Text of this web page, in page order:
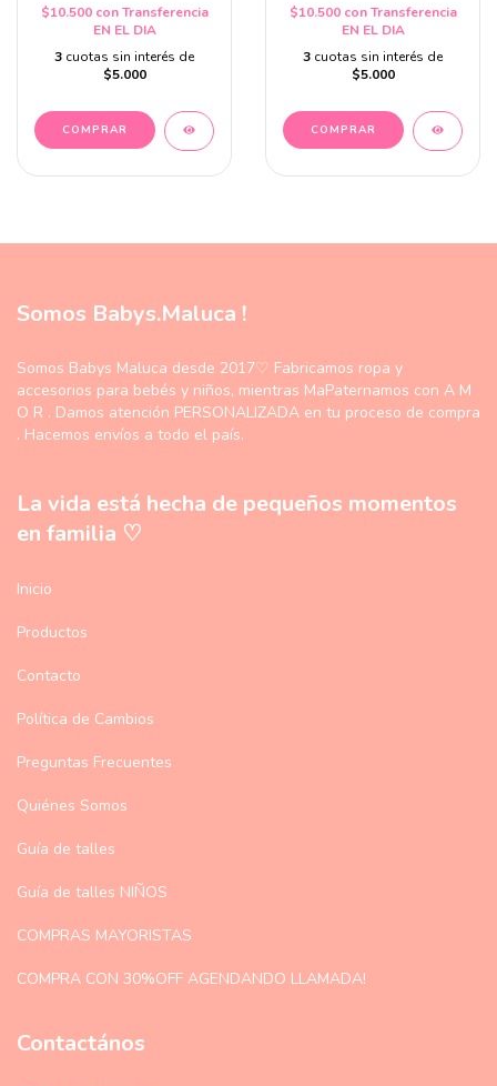
$10.500 con Transferencia
EN EL DIA
3 cuotas sin interés de
$5.000
$10.500 con Transferencia
EN EL DIA
3 cuotas sin interés de
$5.000
Somos Babys.Maluca !
Somos Babys Maluca desde 2017♡ Fabricamos ropa y
accesorios para bebés y niños, mientras MaPaternamos con A M
O R . Damos atención PERSONALIZADA en tu proceso de compra
. Hacemos envíos a todo el país.
La vida está hecha de pequeños momentos
en familia ♡
Inicio
Productos
Contacto
Política de Cambios
Preguntas Frecuentes
Quiénes Somos
Guía de talles
Guía de talles NIÑOS
COMPRAS MAYORISTAS
COMPRA CON 30%OFF AGENDANDO LLAMADA!
Contactános